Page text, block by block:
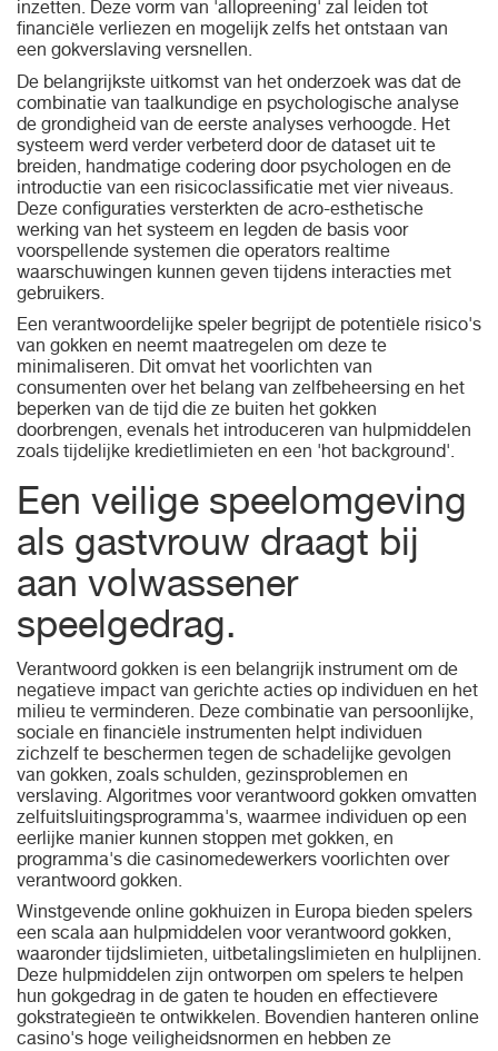
inzetten. Deze vorm van 'allopreening' zal leiden tot
financiële verliezen en mogelijk zelfs het ontstaan ​​van
een gokverslaving versnellen.
De belangrijkste uitkomst van het onderzoek was dat de
combinatie van taalkundige en psychologische analyse
de grondigheid van de eerste analyses verhoogde. Het
systeem werd verder verbeterd door de dataset uit te
breiden, handmatige codering door psychologen en de
introductie van een risicoclassificatie met vier niveaus.
Deze configuraties versterkten de acro-esthetische
werking van het systeem en legden de basis voor
voorspellende systemen die operators realtime
waarschuwingen kunnen geven tijdens interacties met
gebruikers.
Een verantwoordelijke speler begrijpt de potentiële risico's
van gokken en neemt maatregelen om deze te
minimaliseren. Dit omvat het voorlichten van
consumenten over het belang van zelfbeheersing en het
beperken van de tijd die ze buiten het gokken
doorbrengen, evenals het introduceren van hulpmiddelen
zoals tijdelijke kredietlimieten en een 'hot background'.
Een veilige speelomgeving
als gastvrouw draagt ​​bij
aan volwassener
speelgedrag.
Verantwoord gokken is een belangrijk instrument om de
negatieve impact van gerichte acties op individuen en het
milieu te verminderen. Deze combinatie van persoonlijke,
sociale en financiële instrumenten helpt individuen
zichzelf te beschermen tegen de schadelijke gevolgen
van gokken, zoals schulden, gezinsproblemen en
verslaving. Algoritmes voor verantwoord gokken omvatten
zelfuitsluitingsprogramma's, waarmee individuen op een
eerlijke manier kunnen stoppen met gokken, en
programma's die casinomedewerkers voorlichten over
verantwoord gokken.
Winstgevende online gokhuizen in Europa bieden spelers
een scala aan hulpmiddelen voor verantwoord gokken,
waaronder tijdslimieten, uitbetalingslimieten en hulplijnen.
Deze hulpmiddelen zijn ontworpen om spelers te helpen
hun gokgedrag in de gaten te houden en effectievere
gokstrategieën te ontwikkelen. Bovendien hanteren online
casino's hoge veiligheidsnormen en hebben ze